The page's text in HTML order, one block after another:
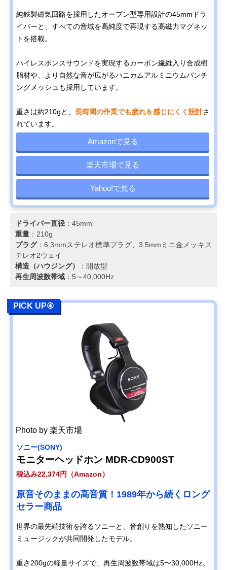
純鉄製磁気回路を採用したオープン型専用設計の45mmドラ
イバーと、すべての音域を高純度で再現する高磁力マグネッ
トを搭載。
ハイレスポンスサウンドを実現するカーボン繊維入り合成樹
脂材や、より自然な音が広がるハニカムアルミニウムパンチ
ングメッシュも採用しています。
重さは約210gと、 長時間の作業でも疲れを感じにくく設計さ
れています。
Amazonで見る
楽天市場で見る
Yahoo!で見る
ドライバー直径 ：45mm
重量 ：210g
プラグ：6.3mmステレオ標準プラグ、3.5mmミニ金メッキス
テレオ2ウェイ
構造（ハウジング）
：開放型
再生周波数帯域 ：5～40,000Hz
PICK UP④
Photo by 楽天市場
ソニー(SONY)
モニターヘッドホン MDR-CD900ST
税込み22,374円（Amazon）
原音そのままの高音質！1989年から続くロング
セラー商品
世界の最先端技術を誇るソニーと、音創りを熟知したソニー
ミュージックが共同開発したモデル。
重さ200gの軽量サイズで、再生周波数帯域は5〜30,000Hz。